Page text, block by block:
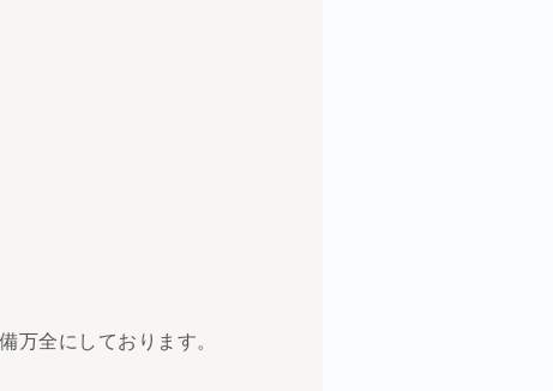
万全にしております。